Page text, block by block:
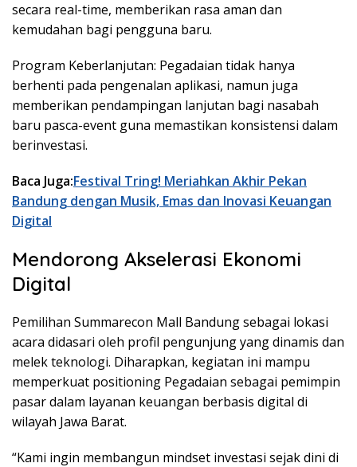
secara real-time, memberikan rasa aman dan
kemudahan bagi pengguna baru.
Program Keberlanjutan: Pegadaian tidak hanya
berhenti pada pengenalan aplikasi, namun juga
memberikan pendampingan lanjutan bagi nasabah
baru pasca-event guna memastikan konsistensi dalam
berinvestasi.
Baca Juga:Festival Tring! Meriahkan Akhir Pekan
Bandung dengan Musik, Emas dan Inovasi Keuangan
Digital
Mendorong Akselerasi Ekonomi
Digital
Pemilihan Summarecon Mall Bandung sebagai lokasi
acara didasari oleh profil pengunjung yang dinamis dan
melek teknologi. Diharapkan, kegiatan ini mampu
memperkuat positioning Pegadaian sebagai pemimpin
pasar dalam layanan keuangan berbasis digital di
wilayah Jawa Barat.
“Kami ingin membangun mindset investasi sejak dini di